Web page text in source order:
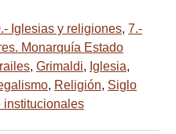
Iglesias y religiones, 7.-
Monarquía Estado
, Grimaldi, Iglesia,
, Religión, Siglo
institucionales